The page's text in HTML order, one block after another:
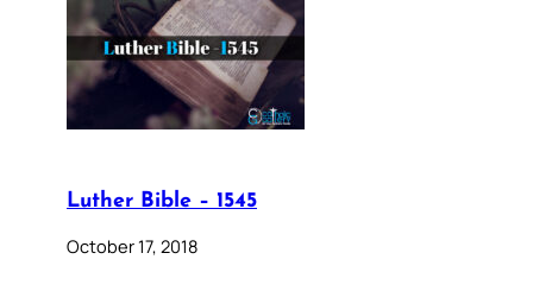
Luther Bible – 1545
October 17, 2018